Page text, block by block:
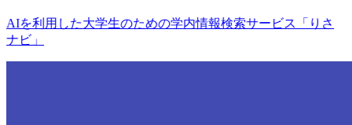
AIを利用した大学生のための学内情報検索サービス「りさ
ナビ」